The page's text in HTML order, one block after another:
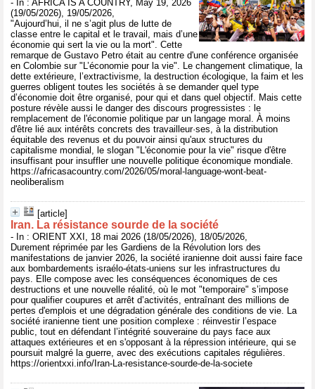
- In : AFRICA IS A COUNTRY, May 19, 2026
(19/05/2026), 19/05/2026,
"Aujourd’hui, il ne s’agit plus de lutte de
classe entre le capital et le travail, mais d’une
économie qui sert la vie ou la mort". Cette
remarque de Gustavo Petro était au centre d'une conférence organisée
en Colombie sur "L’économie pour la vie". Le changement climatique, la
dette extérieure, l’extractivisme, la destruction écologique, la faim et les
guerres obligent toutes les sociétés à se demander quel type
d’économie doit être organisé, pour qui et dans quel objectif. Mais cette
posture révèle aussi le danger des discours progressistes : le
remplacement de l'économie politique par un langage moral. À moins
d'être lié aux intérêts concrets des travailleur·ses, à la distribution
équitable des revenus et du pouvoir ainsi qu'aux structures du
capitalisme mondial, le slogan "L'économie pour la vie" risque d'être
insuffisant pour insuffler une nouvelle politique économique mondiale.
https://africasacountry.com/2026/05/moral-language-wont-beat-
neoliberalism
[article]
Iran. La résistance sourde de la société
- In : ORIENT XXI, 18 mai 2026 (18/05/2026), 18/05/2026,
Durement réprimée par les Gardiens de la Révolution lors des
manifestations de janvier 2026, la société iranienne doit aussi faire face
aux bombardements israélo-états-uniens sur les infrastructures du
pays. Elle compose avec les conséquences économiques de ces
destructions et une nouvelle réalité, où le mot "temporaire" s’impose
pour qualifier coupures et arrêt d’activités, entraînant des millions de
pertes d'emplois et une dégradation générale des conditions de vie. La
société iranienne tient une position complexe : réinvestir l’espace
public, tout en défendant l’intégrité souveraine du pays face aux
attaques extérieures et en s'opposant à la répression intérieure, qui se
poursuit malgré la guerre, avec des exécutions capitales régulières.
https://orientxxi.info/Iran-La-resistance-sourde-de-la-societe